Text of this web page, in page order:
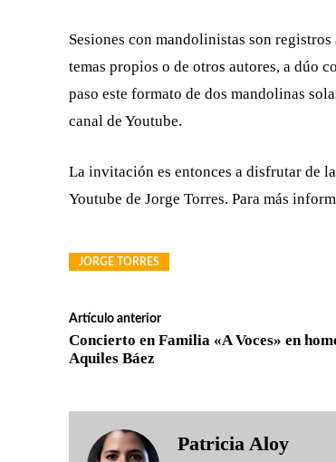
Sesiones con mandolinistas son
temas propios o de otros autores, a dúo
paso este formato de dos mandolinas
canal de Youtube.
La invitación es entonces a disfrutar de
Youtube de Jorge Torres. Para más
JORGE TORRES
Artículo anterior
Concierto en Familia «A Voces» en
Aquiles Báez
Patricia Aloy